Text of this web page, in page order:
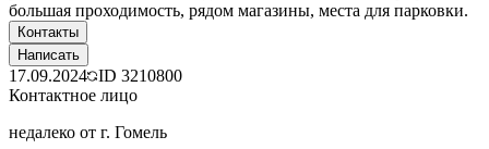
большая проходимость, рядом магазины, места для парковки.
Контакты
Написать
17.09.2024 ID 3210800
Контактное лицо
недалеко от г. Гомель